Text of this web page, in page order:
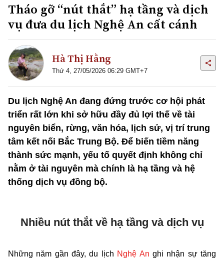
Tháo gỡ “nút thắt” hạ tầng và dịch
vụ đưa du lịch Nghệ An cất cánh
Hà Thị Hằng
Thứ 4, 27/05/2026 06:29 GMT+7
Du lịch Nghệ An đang đứng trước cơ hội phát
triển rất lớn khi sở hữu đầy đủ lợi thế về tài
nguyên biển, rừng, văn hóa, lịch sử, vị trí trung
tâm kết nối Bắc Trung Bộ. Để biến tiềm năng
thành sức mạnh, yếu tố quyết định không chỉ
nằm ở tài nguyên mà chính là hạ tầng và hệ
thống dịch vụ đồng bộ.
Nhiều nút thắt về hạ tầng và dịch vụ
Những năm gần đây, du lịch Nghệ An ghi nhận sự tăng